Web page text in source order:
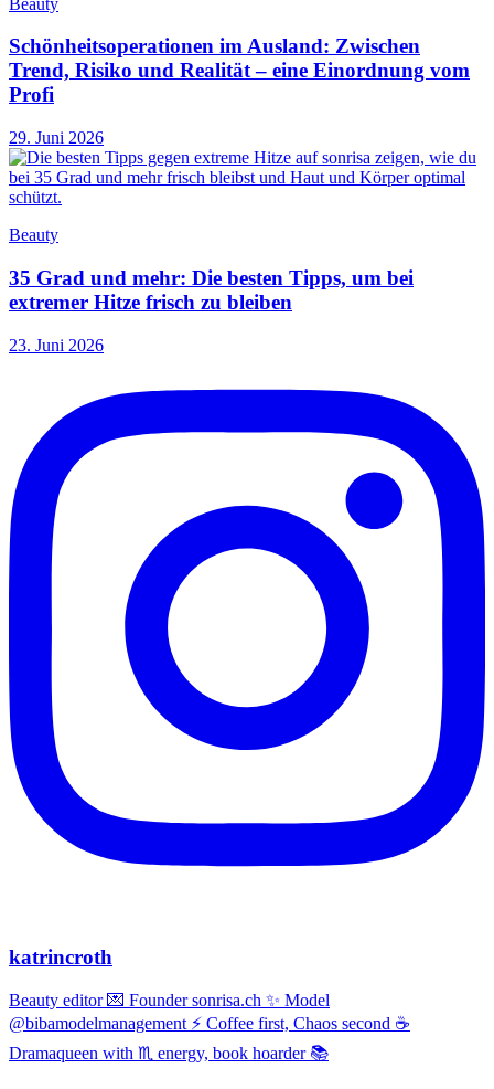
Schönheitsoperationen im Ausland: Zwischen
Trend, Risiko und Realität – eine Einordnung vom
Profi
29. Juni 2026
Beauty
35 Grad und mehr: Die besten Tipps, um bei
extremer Hitze frisch zu bleiben
23. Juni 2026
katrincroth
Beauty editor 💌 Founder sonrisa.ch ✨ Model
@bibamodelmanagement ⚡ Coffee first, Chaos second ☕
Dramaqueen with ♏ energy, book hoarder 📚